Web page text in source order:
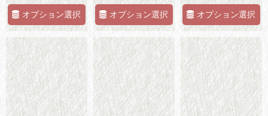
オプション選択 オプション選択 オプション選択